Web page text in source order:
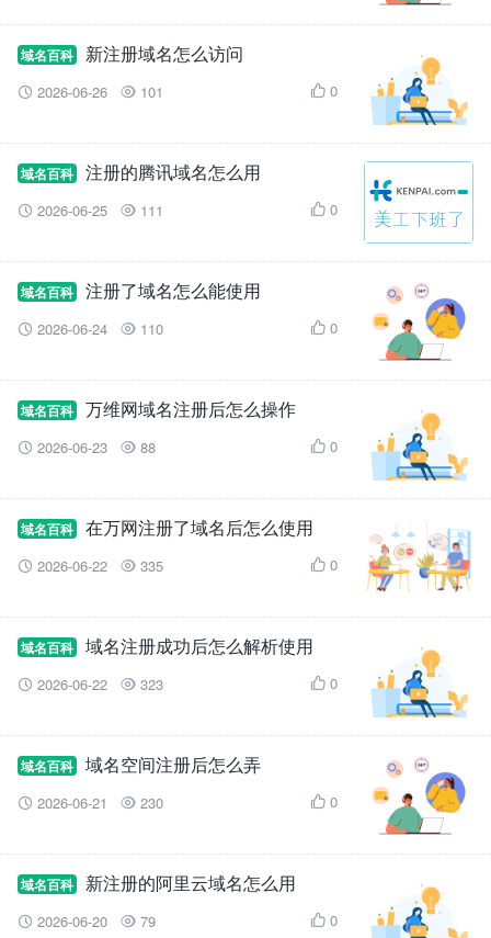
域名百科 新注册域名怎么访问
 2026-06-26  101  0
域名百科 注册的腾讯域名怎么用
 2026-06-25  111  0
域名百科 注册了域名怎么能使用
 2026-06-24  110  0
域名百科 万维网域名注册后怎么操作
 2026-06-23  88  0
域名百科 在万网注册了域名后怎么使用
 2026-06-22  335  0
域名百科 域名注册成功后怎么解析使用
 2026-06-22  323  0
域名百科 域名空间注册后怎么弄
 2026-06-21  230  0
域名百科 新注册的阿里云域名怎么用
 2026-06-20  79  0